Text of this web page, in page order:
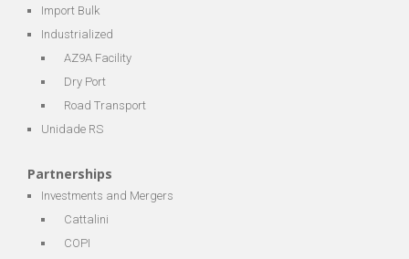
Import Bulk
Industrialized
AZ9A Facility
Dry Port
Road Transport
Unidade RS
Partnerships
Investments and Mergers
Cattalini
COPI